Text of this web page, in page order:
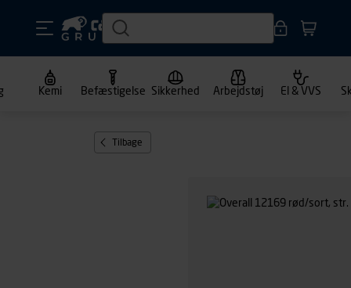
Kemi Befæstigelse Sikkerhed Arbejdstøj El & VVS
Tilbage